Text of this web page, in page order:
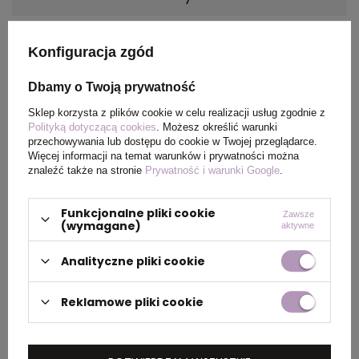
Kraj
pochodzenia
China
Rozmiar
Złożona 120 x 100 mm |
Rozłożona: 485 x 420 mm
PAKOWANIE
Wymiary
kartonu
zewnętrznego
0.650x0.400x0.400
Konfiguracja zgód
Dbamy o Twoją prywatność
Sklep korzysta z plików cookie w celu realizacji usług zgodnie z
Polityką dotyczącą cookies . Możesz określić warunki
przechowywania lub dostępu do cookie w Twojej przeglądarce.
Więcej informacji na temat warunków i prywatności można
znaleźć także na stronie Prywatność i warunki Google
Funkcjonalne pliki cookie
(wymagane)
Zawsze
aktywne
Analityczne pliki cookie
Reklamowe pliki cookie